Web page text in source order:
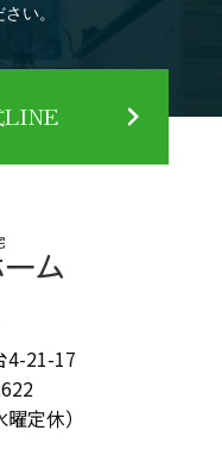
い。
LINE
4-21-17
定休）